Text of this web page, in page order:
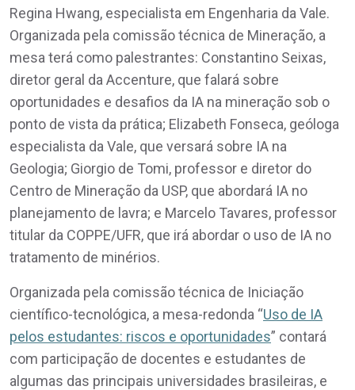
Regina Hwang, especialista em Engenharia da Vale.
Organizada pela comissão técnica de Mineração, a
mesa terá como palestrantes: Constantino Seixas,
diretor geral da Accenture, que falará sobre
oportunidades e desafios da IA na mineração sob o
ponto de vista da prática; Elizabeth Fonseca, geóloga
especialista da Vale, que versará sobre IA na
Geologia; Giorgio de Tomi, professor e diretor do
Centro de Mineração da USP, que abordará IA no
planejamento de lavra; e Marcelo Tavares, professor
titular da COPPE/UFR, que irá abordar o uso de IA no
tratamento de minérios.
Organizada pela comissão técnica de Iniciação
científico-tecnológica, a mesa-redonda “Uso de IA
pelos estudantes: riscos e oportunidades” contará
com participação de docentes e estudantes de
algumas das principais universidades brasileiras, e